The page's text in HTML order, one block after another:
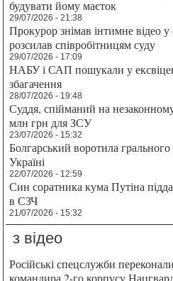
будувати йому маєток
29/07/2026 - 21:38
Прокурор знімав інтимне відео у
розсилав співробітницям суду
29/07/2026 - 17:09
НАБУ і САП пошукали у
збагачення
28/07/2026 - 19:48
Суддя, спійманий на
млн грн для ЗСУ
23/07/2026 - 15:32
Болгарський воротила грального
Україні
22/07/2026 - 12:59
Син соратника кума Путіна
в СЗЧ
21/07/2026 - 15:32
з відео
Російські спецслужби
командира 2-го корпусу